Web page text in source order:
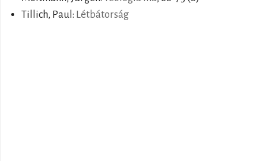
Tillich, Paul: Létbátorság